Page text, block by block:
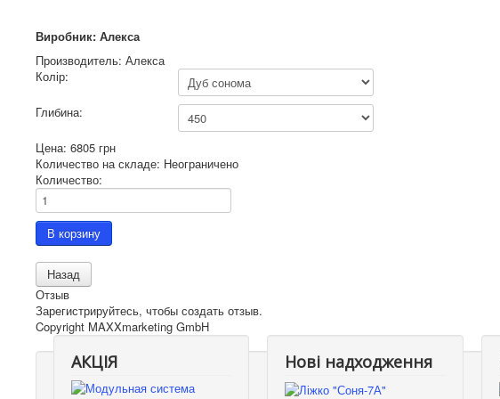
Виробник: Алекса
Производитель: Алекса
Колір:
Глибина:
Цена: 6805 грн
Количество на складе: Неограничено
Количество:
Отзыв
Зарегистрируйтесь, чтобы создать отзыв.
Copyright MAXXmarketing GmbH
АКЦІЯ Нові надходження